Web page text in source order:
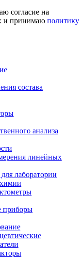
согласие на
и принимаю политику
состава
анализа
линейных
лаборатории
приборы